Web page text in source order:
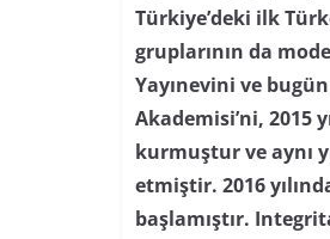
Türkiye’deki ilk
gruplarının da
Yayınevini ve
Akademisi’ni, 2015
kurmuştur ve aynı
etmiştir. 2016
başlamıştır.